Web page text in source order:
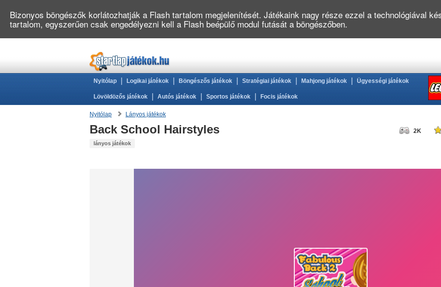
Nyitólap Logikai játékok Böngészős játékok Stratégiai játékok Mahjong játékok Ügyességi játékok
Lövöldözős játékok Autós játékok Sportos játékok Focis játékok
Nyitólap Lányos játékok
Back School Hairstyles
lányos játékok
2K
Bizonyos böngészők korlátozhatják a Flash tartalom megjelenítését. Játékaink nagy része ezzel a technológiával
tartalom, egyszerűen csak engedélyezni kell a Flash beépülő modul futását a böngészőben.